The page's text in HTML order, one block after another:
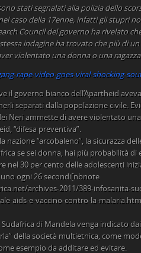
stati segnalati alla polizia dello
caso della 17enne, infatti gli stupri
Council del governo ha rivelato
indagine ha trovato che più di
violentato una donna o una
rape-video-goes-viral-shocking-
il governo bianco dell’Apartheid
separati dalla popolazione civile.
Neri ammette di avere violentato
“difesa preventiva”.
nazione “arcobaleno”, la sicurazza
se sei donna, hai più probabilità di
nel 30 per cento delle adolescenti
ogni 26 secondi[nbnote
archives-2011/389-infosanita-
aids-e-vaccino-contro-la-
di Mandela venga indicato
della società multietnica, come
esempio da additare ed evitare.